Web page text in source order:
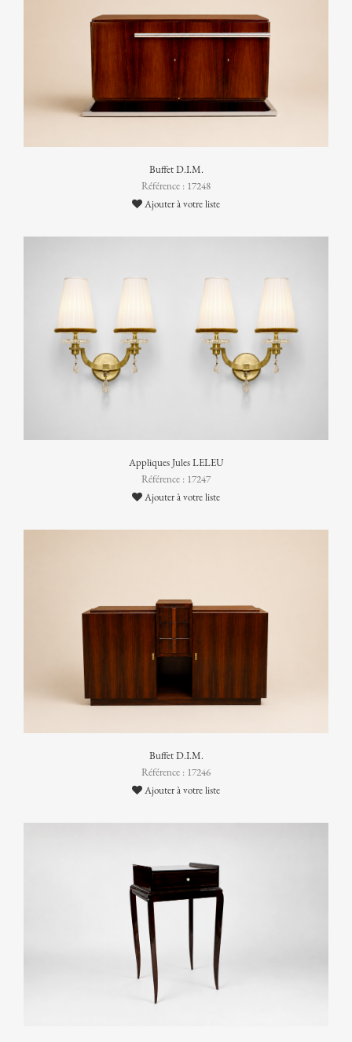
Buffet D.I.M.
Référence : 17248
Ajouter à votre liste
Appliques Jules LELEU
Référence : 17247
Ajouter à votre liste
Buffet D.I.M.
Référence : 17246
Ajouter à votre liste